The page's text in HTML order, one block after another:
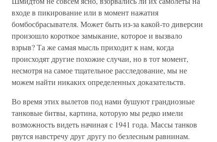
входе в пикирование или в момент нажатия
бомбосбрасывателя. Может быть из-за какой-то диверсии
произошло короткое замыкание, которое и вызвало
взрыв? Та же самая мысль приходит к нам, когда
происходят другие похожие случаи, но в тот момент,
несмотря на самое тщательное расследование, мы не
можем найти никаких определенных доказательств.
Во время этих вылетов под нами бушуют грандиозные
танковые битвы, картина, которую мы редко имели
возможность видеть начиная с 1941 года. Массы танков
рвутся навстречу друг другу по безлесным равнинам.